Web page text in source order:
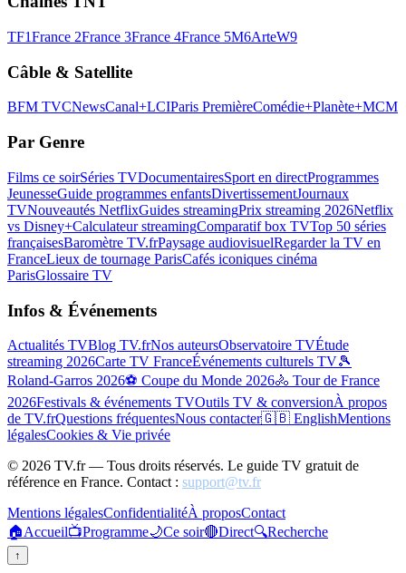
TF1France 2France 3France 4France 5M6ArteW9
Câble & Satellite
BFM TVCNewsCanal+LCIParis PremièreComédie+Planète+MCM
Par Genre
Films ce soirSéries TVDocumentairesSport en directProgrammes
JeunesseGuide programmes enfantsDivertissementJournaux
TVNouveautés NetflixGuides streamingPrix streaming 2026Netflix
vs Disney+Calculateur streamingComparatif box TVTop 50 séries
françaisesBaromètre TV.frPaysage audiovisuelRegarder la TV en
FranceLieux de tournage ParisCafés iconiques cinéma
ParisGlossaire TV
Infos & Événements
Actualités TVBlog TV.frNos auteursObservatoire TVÉtude
streaming 2026Carte TV FranceÉvénements culturels TV🎾
Roland-Garros 2026⚽ Coupe du Monde 2026🚴 Tour de France
2026Festivals & événements TVOutils TV & conversionÀ propos
de TV.frQuestions fréquentesNous contacter🇬🇧 EnglishMentions
légalesCookies & Vie privée
© 2026 TV.fr — Tous droits réservés. Le guide TV gratuit de
référence en France. Contact : support@tv.fr
Mentions légalesConfidentialitéÀ proposContact
🏠Accueil📺Programme🌙Ce soir🔴Direct🔍Recherche
↑